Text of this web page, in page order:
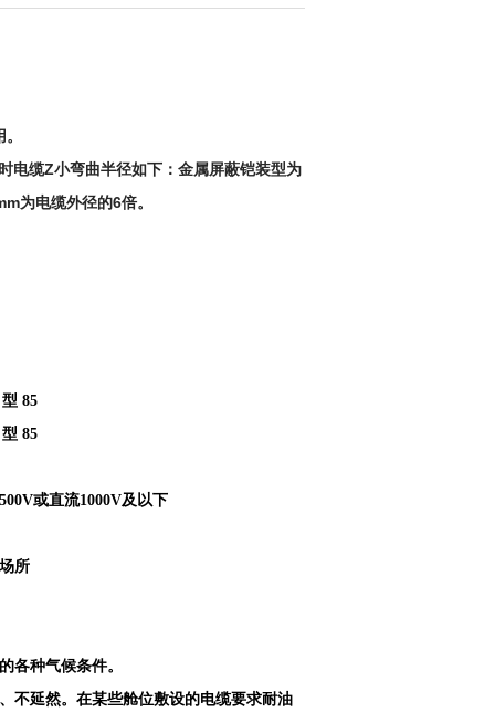
电缆Z小弯曲半径如下：金属屏蔽铠装型为
为电缆外径的6倍。
85
85
或直流1000V及以下
所
各种气候条件。
不延然。在某些舱位敷设的电缆要求耐油